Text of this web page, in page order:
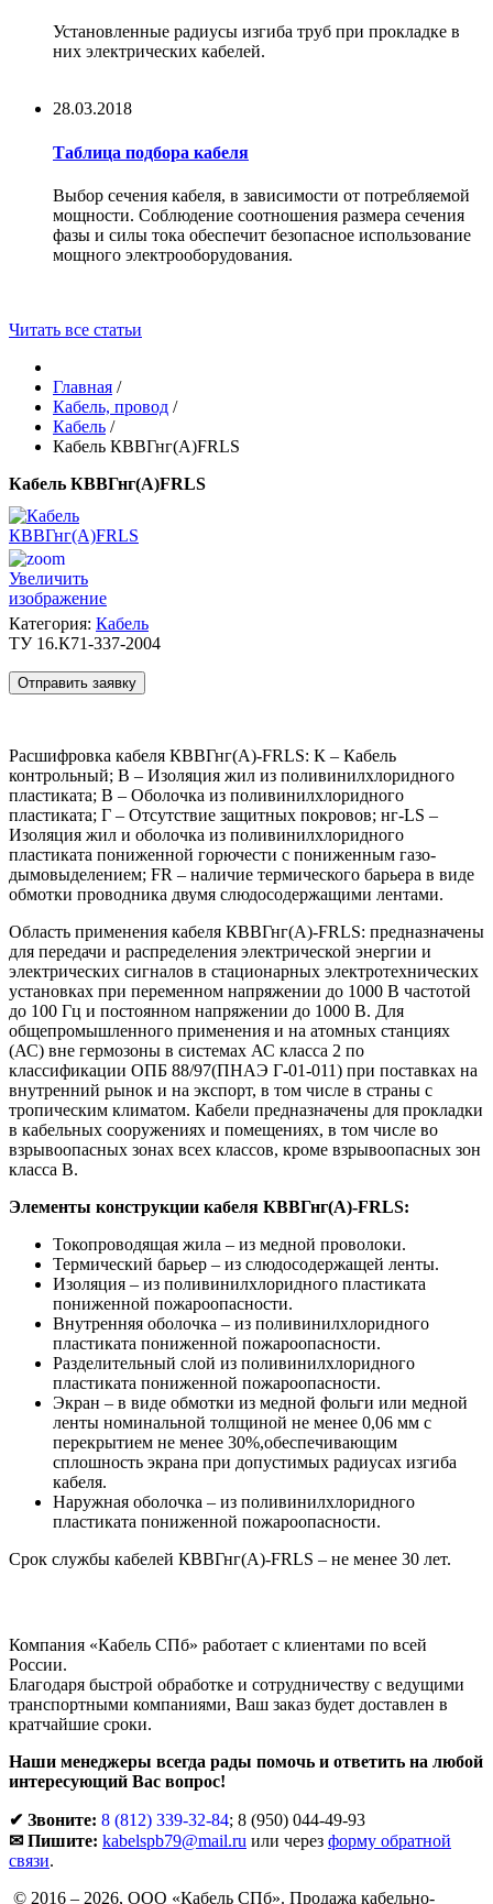
Установленные радиусы изгиба труб при прокладке в
них электрических кабелей.
28.03.2018
Таблица подбора кабеля
Выбор сечения кабеля, в зависимости от потребляемой
мощности. Соблюдение соотношения размера сечения
фазы и силы тока обеспечит безопасное использование
мощного электрооборудования.
Читать все статьи
Главная /
Кабель, провод /
Кабель /
Кабель КВВГнг(А)FRLS
Кабель КВВГнг(А)FRLS
Увеличить
изображение
Категория: Кабель
ТУ 16.К71-337-2004
Отправить заявку
Расшифровка кабеля КВВГнг(A)-FRLS: К – Кабель
контрольный; В – Изоляция жил из поливинилхлоридного
пластиката; В – Оболочка из поливинилхлоридного
пластиката; Г – Отсутствие защитных покровов; нг-LS –
Изоляция жил и оболочка из поливинилхлоридного
пластиката пониженной горючести с пониженным газо-
дымовыделением; FR – наличие термического барьера в виде
обмотки проводника двумя слюдосодержащими лентами.
Область применения кабеля КВВГнг(A)-FRLS: предназначены
для передачи и распределения электрической энергии и
электрических сигналов в стационарных электротехнических
установках при переменном напряжении до 1000 В частотой
до 100 Гц и постоянном напряжении до 1000 В. Для
общепромышленного применения и на атомных станциях
(АС) вне гермозоны в системах АС класса 2 по
классификации ОПБ 88/97(ПНАЭ Г-01-011) при поставках на
внутренний рынок и на экспорт, в том числе в страны с
тропическим климатом. Кабели предназначены для прокладки
в кабельных сооружениях и помещениях, в том числе во
взрывоопасных зонах всех классов, кроме взрывоопасных зон
класса В.
Элементы конструкции кабеля КВВГнг(A)-FRLS:
Токопроводящая жила – из медной проволоки.
Термический барьер – из слюдосодержащей ленты.
Изоляция – из поливинилхлоридного пластиката
пониженной пожароопасности.
Внутренняя оболочка – из поливинилхлоридного
пластиката пониженной пожароопасности.
Разделительный слой из поливинилхлоридного
пластиката пониженной пожароопасности.
Экран – в виде обмотки из медной фольги или медной
ленты номинальной толщиной не менее 0,06 мм с
перекрытием не менее 30%,обеспечивающим
сплошность экрана при допустимых радиусах изгиба
кабеля.
Наружная оболочка – из поливинилхлоридного
пластиката пониженной пожароопасности.
Срок службы кабелей КВВГнг(A)-FRLS – не менее 30 лет.
Компания «Кабель СПб» работает с клиентами по всей
России.
Благодаря быстрой обработке и сотрудничеству с ведущими
транспортными компаниями, Ваш заказ будет доставлен в
кратчайшие сроки.
Наши менеджеры всегда рады помочь и ответить на любой
интересующий Вас вопрос!
✔ Звоните: 8 (812) 339-32-84; 8 (950) 044-49-93
✉ Пишите: kabelspb79@mail.ru или через форму обратной
связи.
© 2016 – 2026, ООО «Кабель СПб». Продажа кабельно-